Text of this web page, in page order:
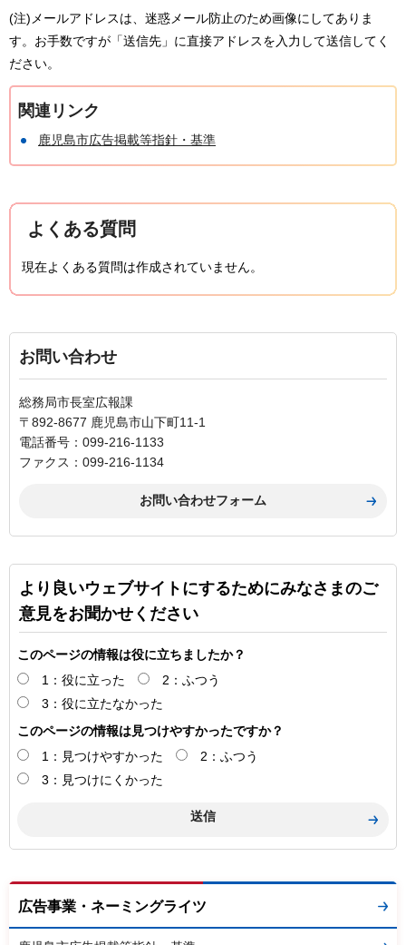
(注)メールアドレスは、迷惑メール防止のため画像にしてありま
す。お手数ですが「送信先」に直接アドレスを入力して送信してく
ださい。
関連リンク
鹿児島市広告掲載等指針・基準
よくある質問
現在よくある質問は作成されていません。
お問い合わせ
総務局市長室広報課
〒892-8677 鹿児島市山下町11-1
電話番号：099-216-1133
ファクス：099-216-1134
より良いウェブサイトにするためにみなさまのご
意見をお聞かせください
このページの情報は役に立ちましたか？
1：役に立った
2：ふつう
3：役に立たなかった
このページの情報は見つけやすかったですか？
1：見つけやすかった
2：ふつう
3：見つけにくかった
広告事業・ネーミングライツ